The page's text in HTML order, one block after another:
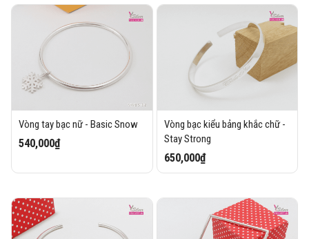
Vòng tay bạc nữ - Basic Snow
540,000₫
Vòng bạc kiểu bảng khắc chữ -
Stay Strong
650,000₫